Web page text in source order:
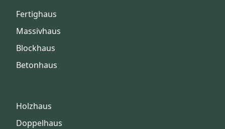
Fertighaus
Massivhaus
Blockhaus
Betonhaus
Holzhaus
Doppelhaus